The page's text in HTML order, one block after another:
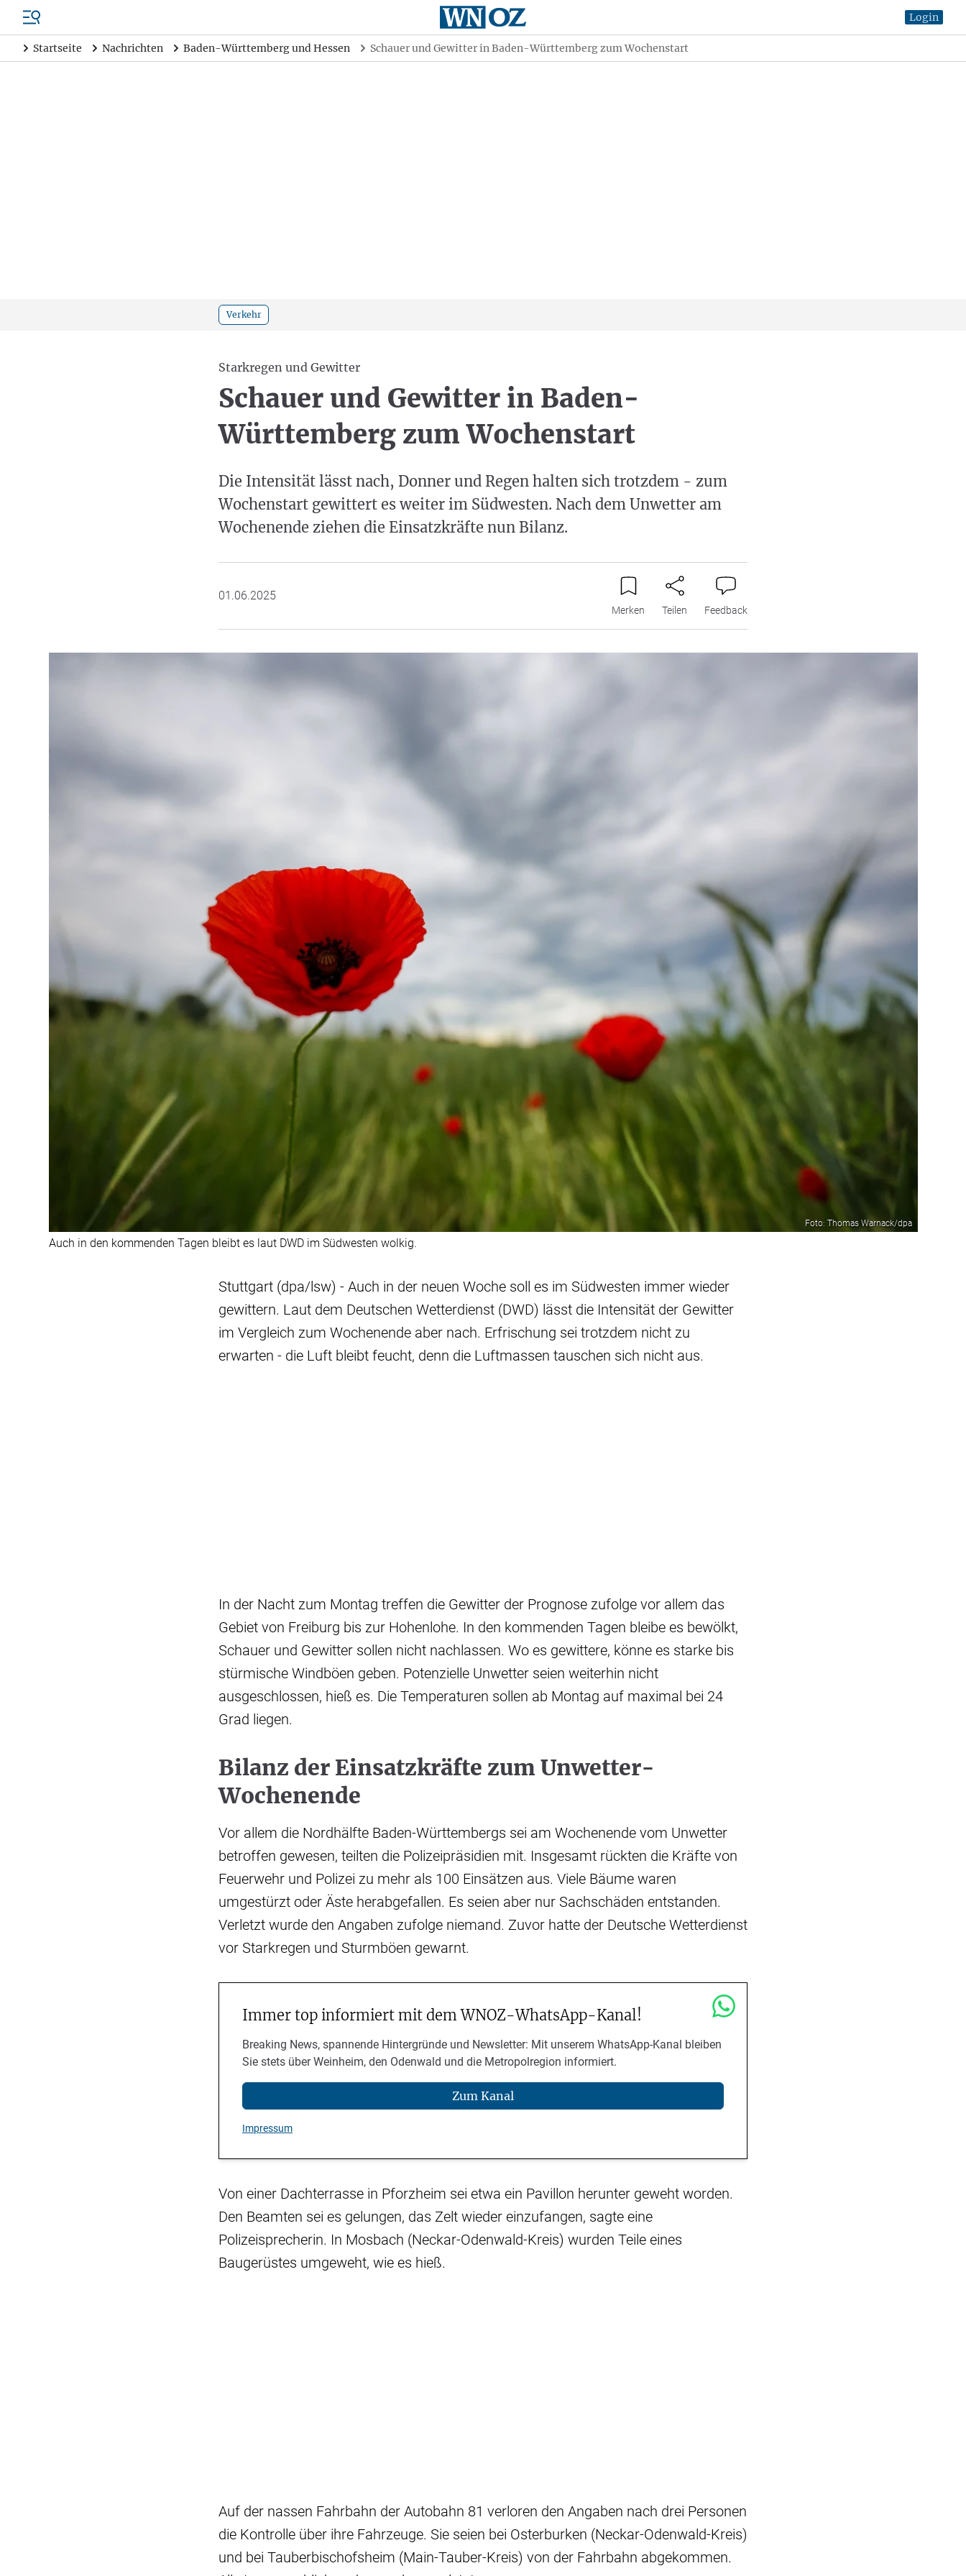
Login
Startseite Nachrichten Baden-Württemberg und Hessen Schauer und Gewitter in Baden-Württemberg zum Wochenstart
Verkehr
Starkregen und Gewitter
Schauer und Gewitter in Baden-
Württemberg zum Wochenstart
Die Intensität lässt nach, Donner und Regen halten sich trotzdem - zum
Wochenstart gewittert es weiter im Südwesten. Nach dem Unwetter am
Wochenende ziehen die Einsatzkräfte nun Bilanz.
01.06.2025
Merken Teilen Feedback
Foto: Thomas Warnack/dpa
Auch in den kommenden Tagen bleibt es laut DWD im Südwesten wolkig.
Stuttgart (dpa/lsw) - Auch in der neuen Woche soll es im Südwesten immer wieder
gewittern. Laut dem Deutschen Wetterdienst (DWD) lässt die Intensität der Gewitter
im Vergleich zum Wochenende aber nach. Erfrischung sei trotzdem nicht zu
erwarten - die Luft bleibt feucht, denn die Luftmassen tauschen sich nicht aus.
In der Nacht zum Montag treffen die Gewitter der Prognose zufolge vor allem das
Gebiet von Freiburg bis zur Hohenlohe. In den kommenden Tagen bleibe es bewölkt,
Schauer und Gewitter sollen nicht nachlassen. Wo es gewittere, könne es starke bis
stürmische Windböen geben. Potenzielle Unwetter seien weiterhin nicht
ausgeschlossen, hieß es. Die Temperaturen sollen ab Montag auf maximal bei 24
Grad liegen.
Bilanz der Einsatzkräfte zum Unwetter-
Wochenende
Vor allem die Nordhälfte Baden-Württembergs sei am Wochenende vom Unwetter
betroffen gewesen, teilten die Polizeipräsidien mit. Insgesamt rückten die Kräfte von
Feuerwehr und Polizei zu mehr als 100 Einsätzen aus. Viele Bäume waren
umgestürzt oder Äste herabgefallen. Es seien aber nur Sachschäden entstanden.
Verletzt wurde den Angaben zufolge niemand. Zuvor hatte der Deutsche Wetterdienst
vor Starkregen und Sturmböen gewarnt.
Immer top informiert mit dem WNOZ-WhatsApp-Kanal!
Breaking News, spannende Hintergründe und Newsletter: Mit unserem WhatsApp-Kanal bleiben
Sie stets über Weinheim, den Odenwald und die Metropolregion informiert.
Zum Kanal
Impressum
Von einer Dachterrasse in Pforzheim sei etwa ein Pavillon herunter geweht worden.
Den Beamten sei es gelungen, das Zelt wieder einzufangen, sagte eine
Polizeisprecherin. In Mosbach (Neckar-Odenwald-Kreis) wurden Teile eines
Baugerüstes umgeweht, wie es hieß.
Auf der nassen Fahrbahn der Autobahn 81 verloren den Angaben nach drei Personen
die Kontrolle über ihre Fahrzeuge. Sie seien bei Osterburken (Neckar-Odenwald-Kreis)
und bei Tauberbischofsheim (Main-Tauber-Kreis) von der Fahrbahn abgekommen.